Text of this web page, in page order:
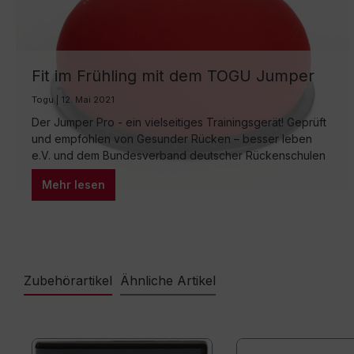
Fit im Frühling mit dem TOGU Jumper
Pro
Togu | 12. Mai 2021
Der Jumper Pro - ein vielseitiges Trainingsgerät! Geprüft
und empfohlen von Gesunder Rücken – besser leben
e.V. und dem Bundesverband deutscher Rückenschulen
(BdR) e.V. Mehr Informationen auf agr-ev.de.
Belastbarkeit: ca. 200 kg Viele Übungen lassen sich mit
dem TOGU® Jumper® Pro realisieren. Er ist sehr
Mehr lesen
Zubehörartikel Ähnliche Artikel